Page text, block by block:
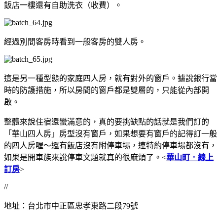
飯店一樓還有自助洗衣（收費）。
經過別間客房時看到一般客房的雙人房。
這是另一種型態的家庭四人房，就有對外的窗戶。據說銀行當
時的防護措施，所以房間的窗戶都是雙層的，只能從內部開
啟。
整體來說住宿還蠻滿意的，真的要挑缺點的話就是我們訂的
「華山四人房」房型沒有窗戶，如果想要有窗戶的記得訂一般
的四人房喔～還有飯店沒有附停車場，連特約停車場都沒有，
如果是開車族來說停車文題就真的很麻煩了。<華山町．線上
訂房>
//
地址：台北市中正區忠孝東路二段79號